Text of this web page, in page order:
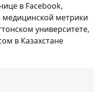
в Facebook,
медицинской метрики
университете,
в Казахстане